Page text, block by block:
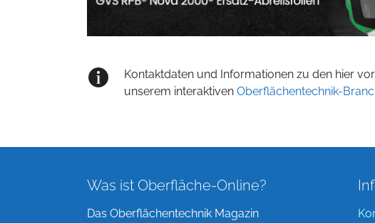
Kontaktdaten und Informationen zu den hier
unserem interaktiven Oberflächentechnik-
Was ist Oberfläche-Online?
Das Oberflächentechnik Magazin